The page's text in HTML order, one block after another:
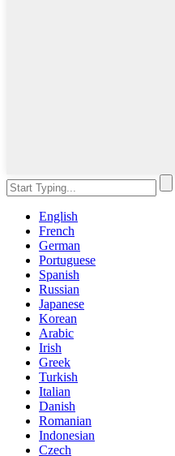
English
French
German
Portuguese
Spanish
Russian
Japanese
Korean
Arabic
Irish
Greek
Turkish
Italian
Danish
Romanian
Indonesian
Czech